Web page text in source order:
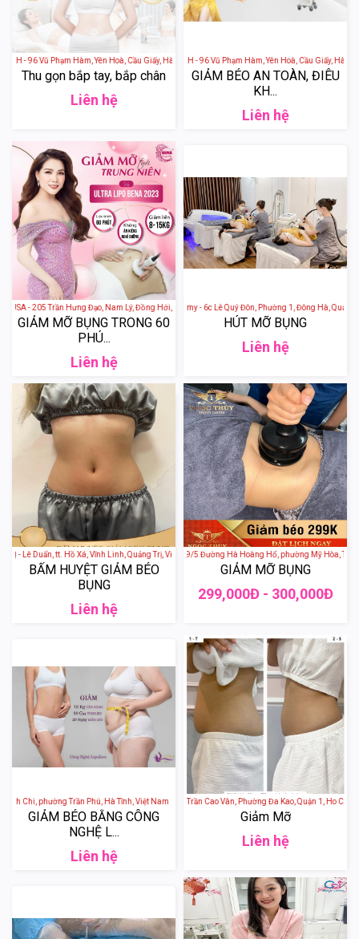
H - 96 Vũ Phạm Hàm, Yên Hoà, Cầu Giấy, Hà Nội, Việt Nam
Thu gọn bắp tay, bắp chân
Liên hệ
Viện Thẩm Mỹ Agena H - 96 Vũ Phạm Hàm, Yên Hoà, Cầu Giấy, Hà Nội,
GIẢM BÉO AN TOÀN, ĐIÊU
KH...
Liên hệ
USA - 205 Trần Hưng Đạo, Nam Lý, Đồng Hới, Quảng Bình, Việt Nam
GIẢM MỠ BỤNG TRONG 60
PHÚ...
Liên hệ
Thẩm Mỹ Quốc Tế Emmy - 6c Lê Quý Đôn, Phường 1, Đông Hà, Quảng
HÚT MỠ BỤNG
Liên hệ
- Lê Duẩn, tt. Hồ Xá, Vĩnh Linh, Quảng Trị, Việt Nam
BẤM HUYỆT GIẢM BÉO
BỤNG
Liên hệ
NGỌC THÙY SPA - 449/5 Đường Hà Hoàng Hổ, phường Mỹ Hòa,
GIẢM MỠ BỤNG
299,000Đ - 300,000Đ
Chi, phường Trần Phú, Hà Tĩnh, Việt Nam
GIẢM BÉO BẰNG CÔNG
NGHỆ L...
Liên hệ
DIYOU Medi Spa - 6B Trần Cao Vân, Phường Đa Kao, Quận 1, Ho Chi
Giảm Mỡ
Liên hệ